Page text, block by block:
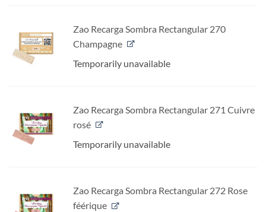
Zao Recarga Sombra Rectangular 270
Champagne
Temporarily unavailable
Zao Recarga Sombra Rectangular 271 Cuivre
rosé
Temporarily unavailable
Zao Recarga Sombra Rectangular 272 Rose
féérique